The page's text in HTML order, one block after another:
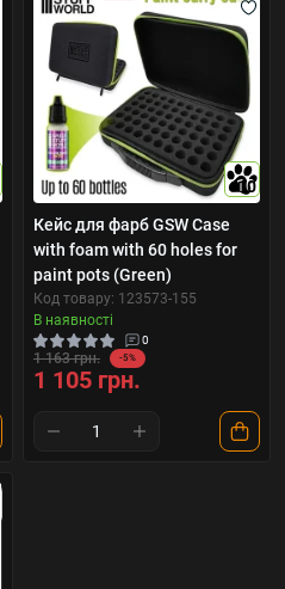
10
Кейс для фарб GSW Case
with foam with 60 holes for
paint pots (Green)
Код товару: 123573-155
В наявності
0
1 163 грн. -5%
1 105 грн.